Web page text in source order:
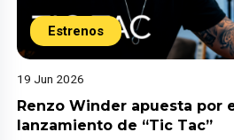
Estrenos
19 Jun 2026
Renzo Winder apuesta por
lanzamiento de “Tic Tac”